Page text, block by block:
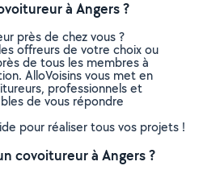
à Angers ?
près de chez vous ?
offreurs de votre choix ou
de tous les membres à
AlloVoisins vous met en
professionnels et
de vous répondre
pour réaliser tous vos projets !
covoitureur à Angers ?